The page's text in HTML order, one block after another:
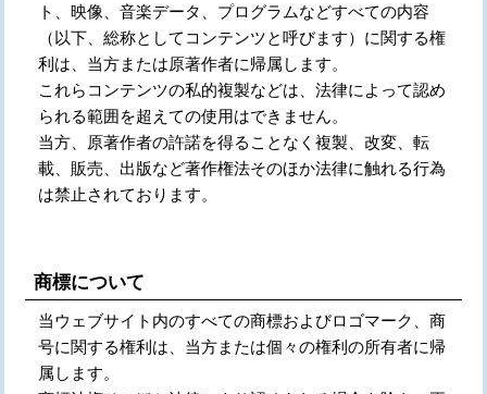
ト、映像、音楽データ、プログラムなどすべての内容
（以下、総称としてコンテンツと呼びます）に関する権
利は、当方または原著作者に帰属します。
これらコンテンツの私的複製などは、法律によって認め
られる範囲を超えての使用はできません。
当方、原著作者の許諾を得ることなく複製、改変、転
載、販売、出版など著作権法そのほか法律に触れる行為
は禁止されております。
商標について
当ウェブサイト内のすべての商標およびロゴマーク、商
号に関する権利は、当方または個々の権利の所有者に帰
属します。